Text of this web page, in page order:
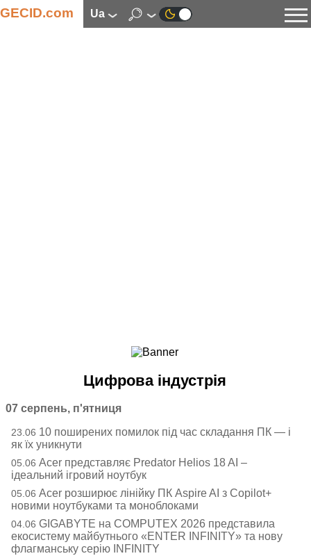
GECID.com ua
Смартфони
Периферія
Автоелектроніка
Цифрова індустрія
07 серпень, п'ятниця
23.06 10 поширених помилок під час складання ПК — і
як їх уникнути
05.06 Acer представляє Predator Helios 18 AI –
ідеальний ігровий ноутбук
05.06 Acer розширює лінійку ПК Aspire AI з Copilot+
новими ноутбуками та моноблоками
04.06 GIGABYTE на COMPUTEX 2026 представила
екосистему майбутнього «ENTER INFINITY» та нову
флагманську серію INFINITY